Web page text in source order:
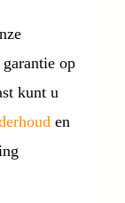
op
kunt u
en